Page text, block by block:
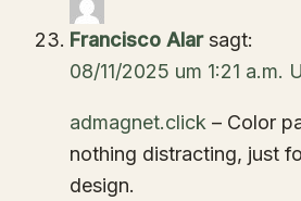
Francisco Alar sagt:
08/11/2025 um 1:21 a.m.
admagnet.click – Color
nothing distracting, just
design.